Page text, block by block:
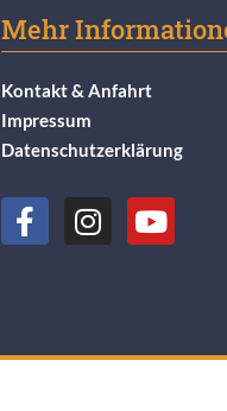
Mehr
Kontakt & Anfahrt
Impressum
Datenschutzerklärung